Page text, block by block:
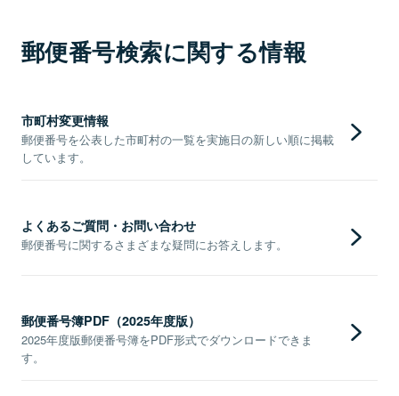
郵便番号検索に関する情報
市町村変更情報
郵便番号を公表した市町村の一覧を実施日の新しい順に掲載
しています。
よくあるご質問・お問い合わせ
郵便番号に関するさまざまな疑問にお答えします。
郵便番号簿PDF（2025年度版）
2025年度版郵便番号簿をPDF形式でダウンロードできま
す。